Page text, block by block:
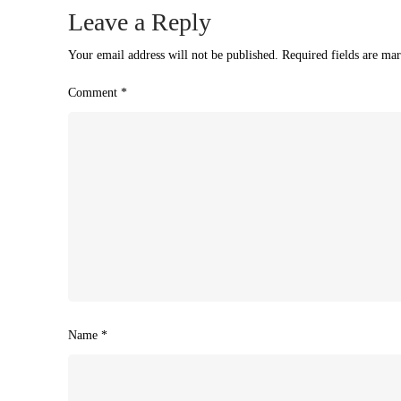
Leave a Reply
Your email address will not be published. Required fields are
Comment *
Name *